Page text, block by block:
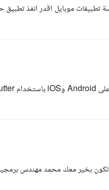
تكون بخير معك محمد مهندس